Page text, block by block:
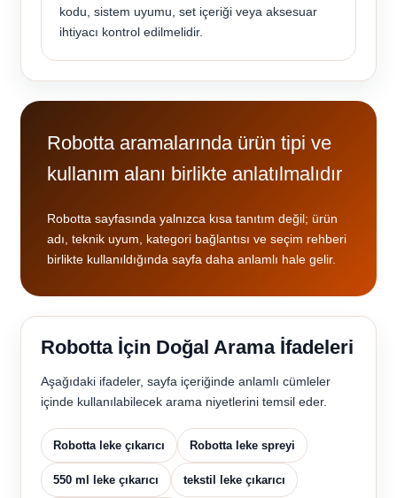
kodu, sistem uyumu, set içeriği veya aksesuar
ihtiyacı kontrol edilmelidir.
Robotta aramalarında ürün tipi ve
kullanım alanı birlikte anlatılmalıdır
Robotta sayfasında yalnızca kısa tanıtım değil; ürün
adı, teknik uyum, kategori bağlantısı ve seçim rehberi
birlikte kullanıldığında sayfa daha anlamlı hale gelir.
Robotta İçin Doğal Arama İfadeleri
Aşağıdaki ifadeler, sayfa içeriğinde anlamlı cümleler
içinde kullanılabilecek arama niyetlerini temsil eder.
Robotta leke çıkarıcı Robotta leke spreyi
550 ml leke çıkarıcı tekstil leke çıkarıcı